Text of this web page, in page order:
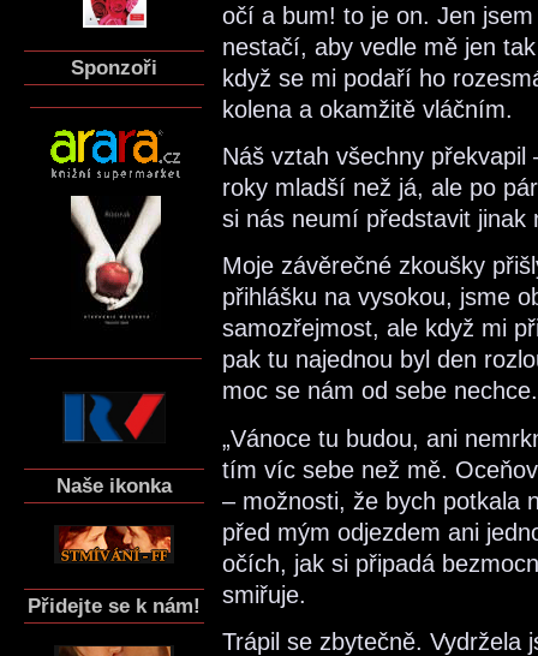
Sponzoři
Naše ikonka
Přidejte se k nám!
očí a bum! to je on. Jen
nestačí, aby vedle mě jen
když se mi podaří ho
kolena a okamžitě vláčním.
Náš vztah všechny
roky mladší než já, ale po
si nás neumí představit jinak
Moje závěrečné zkoušky
přihlášku na vysokou, jsme
samozřejmost, ale když mi
pak tu najednou byl den
moc se nám od sebe nechce.
„Vánoce tu budou, ani
tím víc sebe než mě.
– možnosti, že bych potkala
před mým odjezdem ani
očích, jak si připadá
smiřuje.
Trápil se zbytečně.